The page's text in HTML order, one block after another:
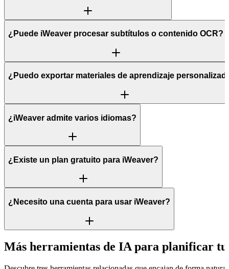
¿Puede iWeaver procesar subtítulos o contenido OCR?
¿Puedo exportar materiales de aprendizaje
¿iWeaver admite varios idiomas?
¿Existe un plan gratuito para iWeaver?
¿Necesito una cuenta para usar iWeaver?
Más herramientas de IA para planificar